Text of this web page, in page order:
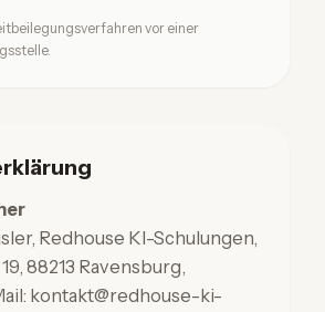
vor einer
Redhouse KI-Schulungen,
88213 Ravensburg,
kontakt@redhouse-ki-